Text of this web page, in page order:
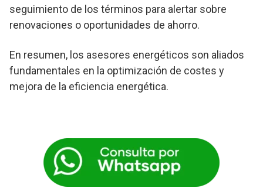
seguimiento de los términos para alertar sobre
renovaciones o oportunidades de ahorro.
En resumen, los asesores energéticos son aliados
fundamentales en la optimización de costes y
mejora de la eficiencia energética.